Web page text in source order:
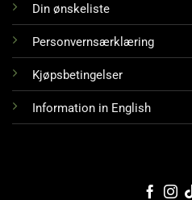
Din ønskeliste
Personvernsærklæring
Kjøpsbetingelser
Information in English